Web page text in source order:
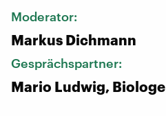
Moderator:
Markus Dichmann
Gesprächspartner:
Mario Ludwig, Biologe